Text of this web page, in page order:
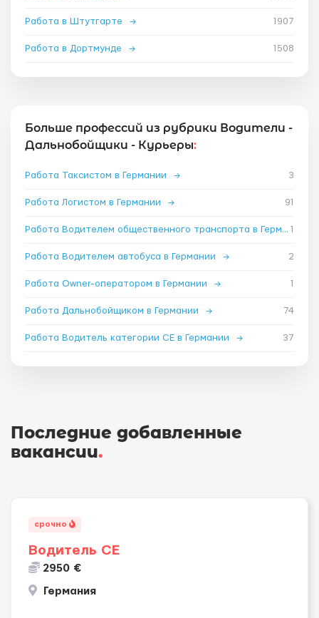
Работа в Штутгарте → 1907
Работа в Дортмунде → 1508
Больше профессий из рубрики Водители -
Дальнобойщики - Курьеры:
Работа Таксистом в Германии → 3
Работа Логистом в Германии → 91
Работа Водителем общественного транспорта в Германии 1
Работа Водителем автобуса в Германии → 2
Работа Owner-оператором в Германии → 1
Работа Дальнобойщиком в Германии → 74
Работа Водитель категории CE в Германии → 37
Последние добавленные
вакансии.
срочно
Водитель СЕ
2950 €
Германия